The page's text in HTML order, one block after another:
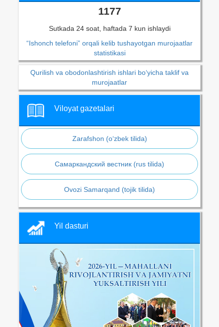
1177
Sutkada 24 soat, haftada 7 kun ishlaydi
“Ishonch telefoni” orqali kelib tushayotgan murojaatlar
statistikasi
Qurilish va obodonlashtirish ishlari bo‘yicha taklif va
murojaatlar
Viloyat gazetalari
Zarafshon (o‘zbek tilida)
Самаркандский вестник (rus tilida)
Ovozi Samarqand (tojik tilida)
Yil dasturi